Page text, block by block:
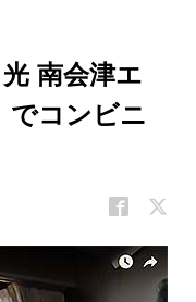
南会津エ
でコンビニ